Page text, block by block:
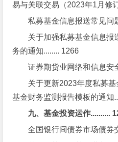
易与关联交易（2023年1月修
私募基金信息报送常见问
关于加强私募基金信息报
务的通知........ 1266
证券期货业网络和信息安
关于更新2023年度私募
基金财务监测报告模板的通知
九、基金投资运作..........
全国银行间债券市场债券